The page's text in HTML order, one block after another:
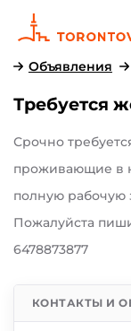
Объявления
Требуется
Срочно
проживающие в
полную рабочую
Пожалуйста
6478873877
КОНТАКТЫ И